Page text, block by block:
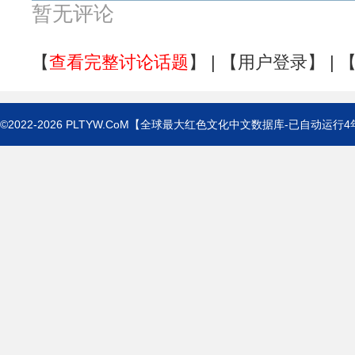
暂无评论
【查看完整讨论话题】 | 【 用户登录】 |
©2022-2026 PLTYW.CoM 【全球最大红色文化中文数据库-已自动运行4